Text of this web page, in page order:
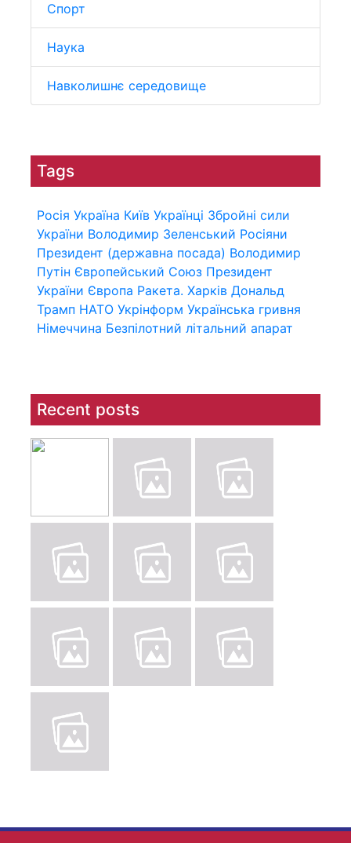
Спорт
Наука
Навколишнє середовище
Tags
Росія Україна Київ Українці Збройні сили
України Володимир Зеленський Росіяни
Президент (державна посада) Володимир
Путін Європейський Союз Президент
України Європа Ракета. Харків Дональд
Трамп НАТО Укрінформ Українська гривня
Німеччина Безпілотний літальний апарат
Recent posts